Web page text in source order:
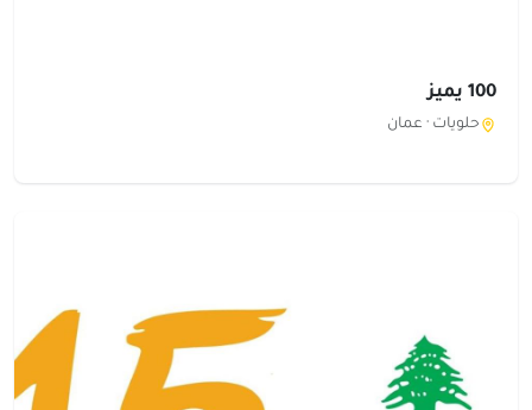
100 يميز
حلويات · عمان